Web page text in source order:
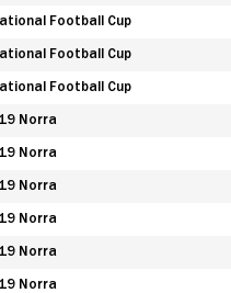
Football Cup
Football Cup
Football Cup
Norra
Norra
Norra
Norra
Norra
Norra